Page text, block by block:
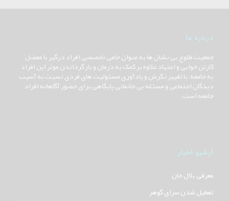
درباره ما
جمعیت طلوع بی نشان ها به عنوان حامی تخصصی افراد درگیر با معضل
کارتن خوابی و اعتیاد علاوه بر کمک به درمان و بازگرداندن موثر این افراد
به جامعه، با تغییر نگرش و یادآوری مسئولیت های فردی نسبت به آسیب
دیدگان اجتماعی و مسئله بی خانمانی پایگاهی برای حضور آگاهانه افراد
جامعه است.
آرشیو اخبار
معرفی بلال خان
تعطیل شدن سرای گوهر